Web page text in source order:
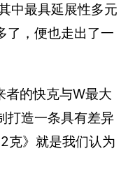
中最具延展性多元
了，便也走出了一
者的快克与W最大
打造一条具有差异
克》就是我们认为